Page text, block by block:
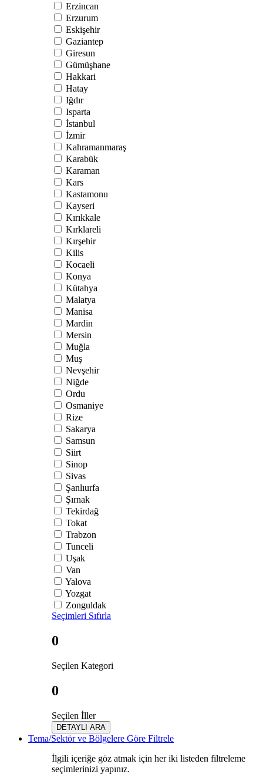
Erzincan
Erzurum
Eskişehir
Gaziantep
Giresun
Gümüşhane
Hakkari
Hatay
Iğdır
Isparta
İstanbul
İzmir
Kahramanmaraş
Karabük
Karaman
Kars
Kastamonu
Kayseri
Kırıkkale
Kırklareli
Kırşehir
Kilis
Kocaeli
Konya
Kütahya
Malatya
Manisa
Mardin
Mersin
Muğla
Muş
Nevşehir
Niğde
Ordu
Osmaniye
Rize
Sakarya
Samsun
Siirt
Sinop
Sivas
Şanlıurfa
Şırnak
Tekirdağ
Tokat
Trabzon
Tunceli
Uşak
Van
Yalova
Yozgat
Zonguldak
Seçimleri Sıfırla
0
Seçilen Kategori
0
Seçilen İller
DETAYLI ARA
Tema/Sektör ve Bölgelere Göre Filtrele
İlgili içeriğe göz atmak için her iki listeden filtreleme
seçimlerinizi yapınız.